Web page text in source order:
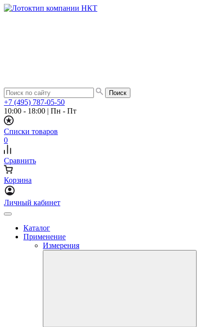
+7 (495) 787-05-50
10:00 - 18:00 | Пн - Пт
Списки товаров
0
Сравнить
Корзина
Личный кабинет
Каталог
Применение
Измерения